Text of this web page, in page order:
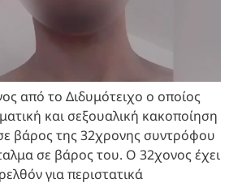
από το Διδυμότειχο ο οποίος
και σεξουαλική κακοποίηση
βάρος της 32χρονης συντρόφου
σε βάρος του. Ο 32χονος έχει
για περιστατικά